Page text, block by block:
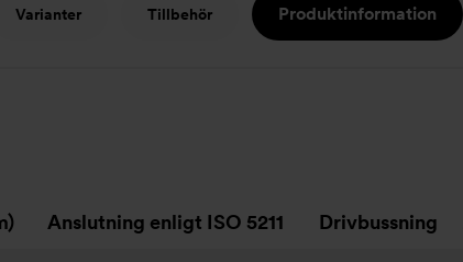
Varianter Tillbehör Produktinformation
Anslutning enligt ISO 5211 Drivbussning